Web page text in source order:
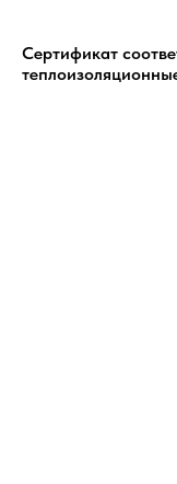
Сертификат